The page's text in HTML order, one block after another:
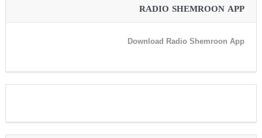
RADIO SHEMROON APP
Download Radio Shemroon App